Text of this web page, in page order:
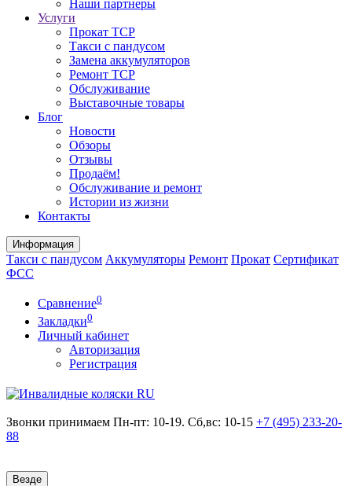
Наши партнеры
Услуги
Прокат ТСР
Такси с пандусом
Замена аккумуляторов
Ремонт ТСР
Обслуживание
Выставочные товары
Блог
Новости
Обзоры
Отзывы
Продаём!
Обслуживание и ремонт
Истории из жизни
Контакты
Информация
Такси с пандусом Аккумуляторы Ремонт Прокат Сертификат
ФСС
Сравнение0
Закладки0
Личный кабинет
Авторизация
Регистрация
Звонки принимаем Пн-пт: 10-19. Сб,вс: 10-15 +7 (495) 233-20-
88
Везде